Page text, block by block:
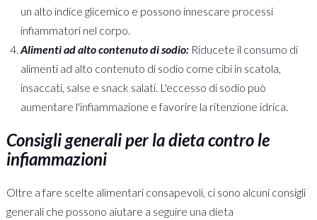
un alto indice glicemico e possono innescare processi
infiammatori nel corpo.
Alimenti ad alto contenuto di sodio:Riducete il consumo di
alimenti ad alto contenuto di sodio come cibi in scatola,
insaccati, salse e snack salati. L'eccesso di sodio può
aumentare l'infiammazione e favorire la ritenzione idrica.
Consigli generali per la dieta contro le
infiammazioni
Oltre a fare scelte alimentari consapevoli, ci sono alcuni consigli
generali che possono aiutare a seguire una dieta